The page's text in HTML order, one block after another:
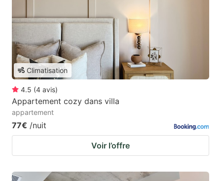
Climatisation
4.5 (4 avis)
Appartement cozy dans villa
appartement
77€ /nuit
Voir l’offre